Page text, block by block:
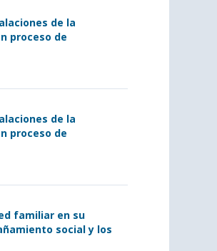
de la
proceso de
de la
proceso de
familiar en su
social y los